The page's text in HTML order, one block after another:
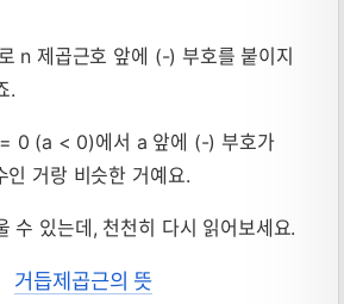
n 제곱근호 앞에 (-) 부호를 붙이지
.
0 (a < 0)에서 a 앞에 (-) 부호가
인 거랑 비슷한 거예요.
수 있는데, 천천히 다시 읽어보세요.
거듭제곱근의 뜻